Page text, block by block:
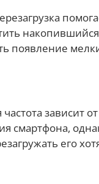
появление
зависит от
смартфона,
его